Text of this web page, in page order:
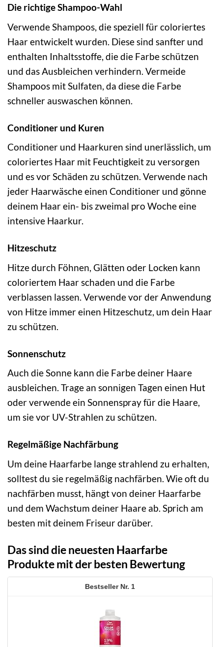
Die richtige Shampoo-Wahl
Verwende Shampoos, die speziell für coloriertes
Haar entwickelt wurden. Diese sind sanfter und
enthalten Inhaltsstoffe, die die Farbe schützen
und das Ausbleichen verhindern. Vermeide
Shampoos mit Sulfaten, da diese die Farbe
schneller auswaschen können.
Conditioner und Kuren
Conditioner und Haarkuren sind unerlässlich, um
coloriertes Haar mit Feuchtigkeit zu versorgen
und es vor Schäden zu schützen. Verwende nach
jeder Haarwäsche einen Conditioner und gönne
deinem Haar ein- bis zweimal pro Woche eine
intensive Haarkur.
Hitzeschutz
Hitze durch Föhnen, Glätten oder Locken kann
coloriertem Haar schaden und die Farbe
verblassen lassen. Verwende vor der Anwendung
von Hitze immer einen Hitzeschutz, um dein Haar
zu schützen.
Sonnenschutz
Auch die Sonne kann die Farbe deiner Haare
ausbleichen. Trage an sonnigen Tagen einen Hut
oder verwende ein Sonnenspray für die Haare,
um sie vor UV-Strahlen zu schützen.
Regelmäßige Nachfärbung
Um deine Haarfarbe lange strahlend zu erhalten,
solltest du sie regelmäßig nachfärben. Wie oft du
nachfärben musst, hängt von deiner Haarfarbe
und dem Wachstum deiner Haare ab. Sprich am
besten mit deinem Friseur darüber.
Das sind die neuesten Haarfarbe
Produkte mit der besten Bewertung
1